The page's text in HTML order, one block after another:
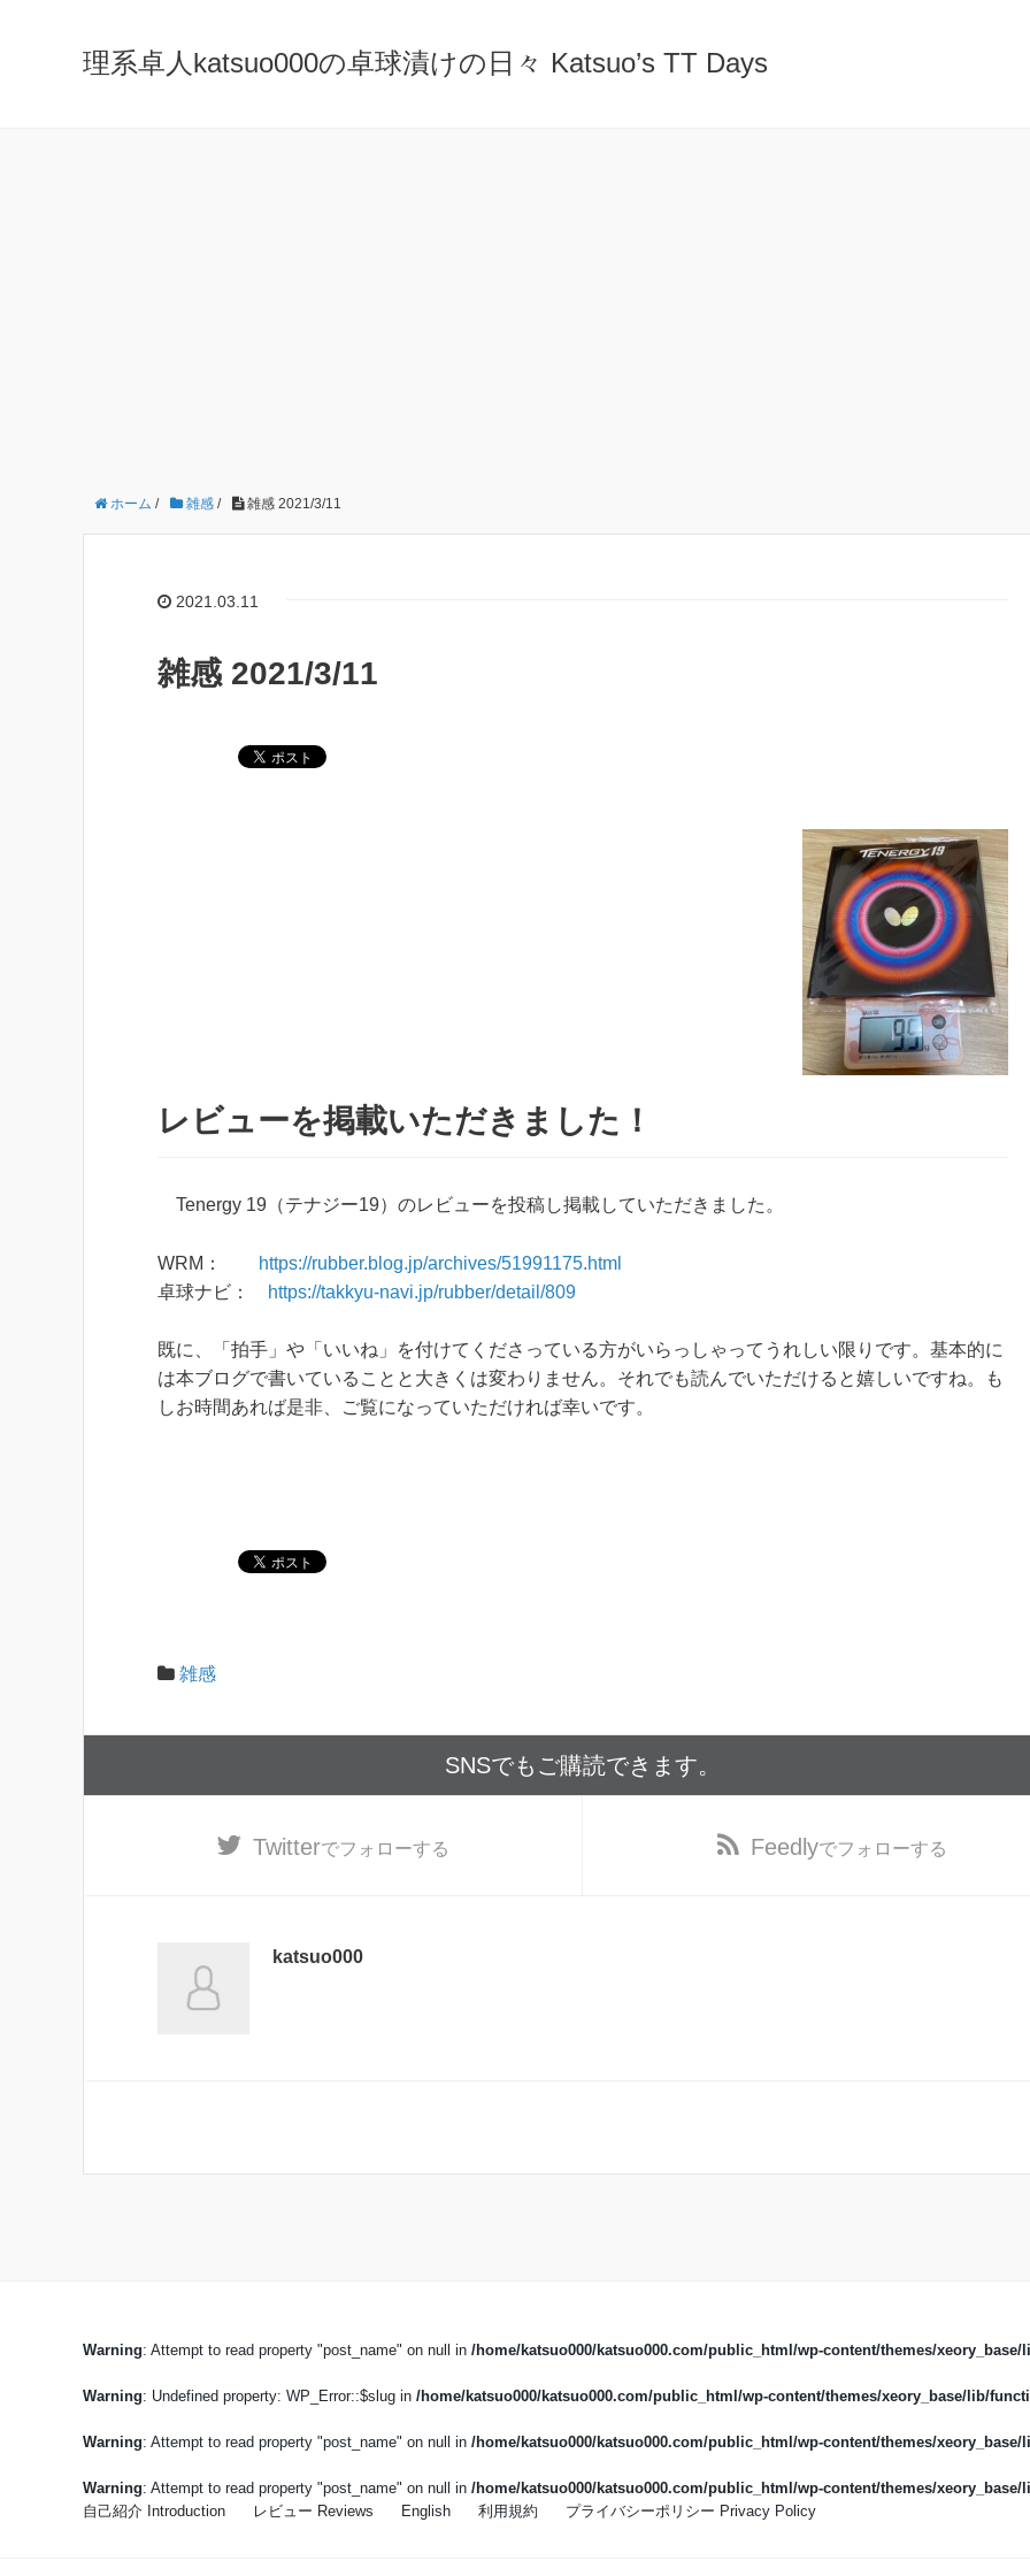
理系卓人katsuo000の卓球漬けの日々 Katsuo’s TT Days
ホーム / 雑感 / 雑感 2021/3/11
2021.03.11
雑感 2021/3/11
レビューを掲載いただきました！
Tenergy 19（テナジー19）のレビューを投稿し掲載していただきました。
WRM：
https://rubber.blog.jp/archives/51991175.html
卓球ナビ：
https://takkyu-navi.jp/rubber/detail/809
既に、「拍手」や「いいね」を付けてくださっている方がいらっしゃってうれしい限りです。基本的に
は本ブログで書いていることと大きくは変わりません。それでも読んでいただけると嬉しいですね。も
しお時間あれば是非、ご覧になっていただければ幸いです。
雑感
SNSでもご購読できます。
Twitterでフォローする Feedlyでフォローする
katsuo000
Warning: Attempt to read property "post_name" on null in /home/katsuo000/katsuo000.com/public_html/wp-content/themes/
Warning: Undefined property: WP_Error::$slug in /home/katsuo000/katsuo000.com/public_html/wp-content/themes/xeory_base/lib/
Warning: Attempt to read property "post_name" on null in /home/katsuo000/katsuo000.com/public_html/wp-content/themes/
Warning: Attempt to read property "post_name" on null in /home/katsuo000/katsuo000.com/public_html/wp-content/themes/
自己紹介 Introduction
レビュー Reviews English 利用規約 プライバシーポリシー Privacy Policy